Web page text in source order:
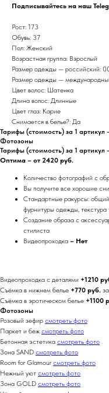
Подписывайтесь на наш
Рост: 173
Обувь: 37
Пол: Женский
Возрастная группа: Взрослый
Размер одежды — российский:
Размер одежды —
Цвет волос: Шатенка
Длина волос: Длинные
Цвет глаз: Карие
Снимается в белье?: Да
Тарифы (стоимость) за 1
Фотозоны
Тарифы (стоимость) за 1
Оптима – от 2420 руб.
Количество фотографий с
Вы получите все хорошие
Стандартные ракурсы:
фурнитуры одежды, текстура
Создание образа с
стилиста
Видеопроходка – Нет
Видеопроходка с деталями +1210
Съёмка в нижнем белье +770 руб.
Съёмка в эротическом белье +1100
Фотозоны
Розовый зефир смотреть фото
Паркет и беж смотреть фото
Бетонная эстетика смотреть фото
Зона SAND смотреть фото
Room for Glamour смотреть фото
Нежный уют смотреть фото
Зона GOLD смотреть фото